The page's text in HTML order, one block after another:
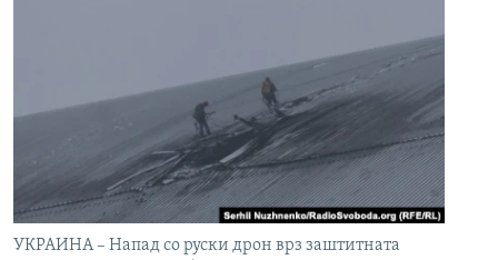
УКРАИНА – Напад со руски дрон врз заштитната